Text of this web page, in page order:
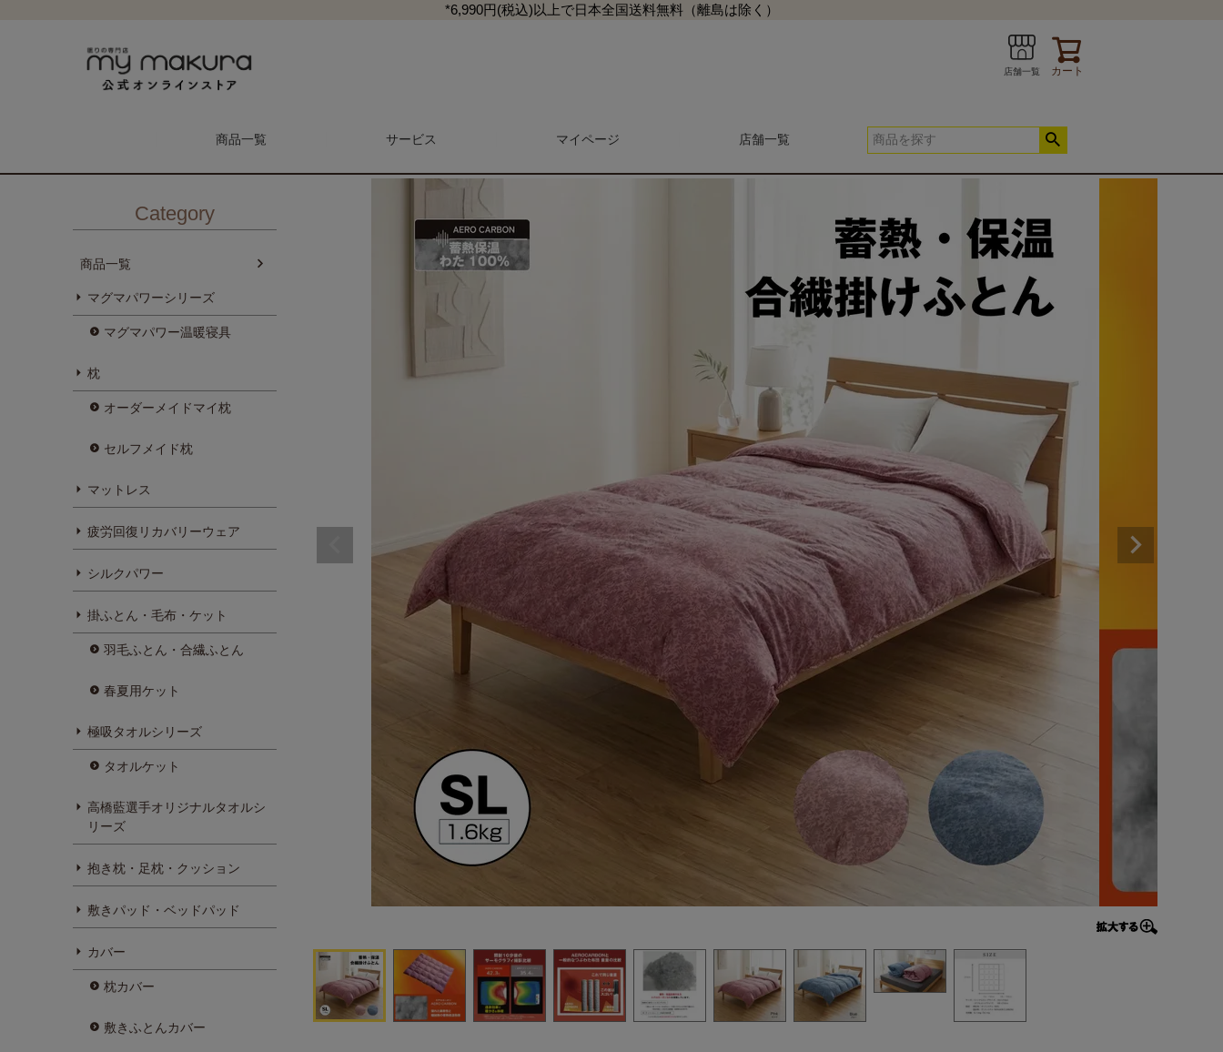
*6,990円(税込)以上で日本全国送料無料（離島は除く）
店舗一覧 カート
商品一覧 サービス
メンテナンス予約 LINE お問い合わせ
マイページ 店舗一覧
検索
Category
商品一覧
マグマパワーシリーズ
マグマパワー温暖寝具
枕
オーダーメイドマイ枕
セルフメイド枕
マットレス
疲労回復リカバリーウェア
シルクパワー
掛ふとん・毛布・ケット
羽毛ふとん・合繊ふとん
春夏用ケット
極吸タオルシリーズ
タオルケット
高橋藍選手オリジナルタオルシ
リーズ
抱き枕・足枕・クッション
敷きパッド・ベッドパッド
カバー
枕カバー
敷きふとんカバー